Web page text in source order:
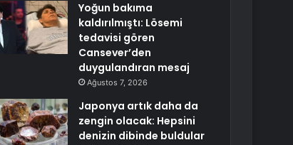
Yoğun bakıma
kaldırılmıştı: Lösemi
tedavisi gören
Cansever’den
duygulandıran mesaj
Ağustos 7, 2026
Japonya artık daha da
zengin olacak: Hepsini
denizin dibinde buldular